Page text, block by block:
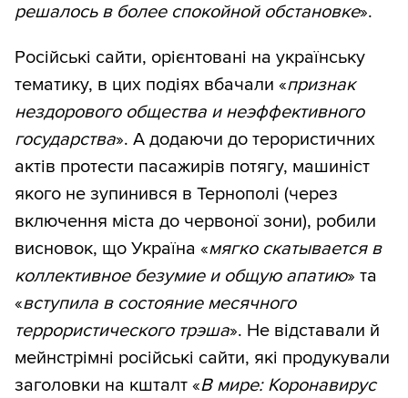
решалось в более спокойной обстановке».
Російські сайти, орієнтовані на українську
тематику, в цих подіях вбачали «признак
нездорового общества и неэффективного
государства». А додаючи до терористичних
актів протести пасажирів потягу, машиніст
якого не зупинився в Тернополі (через
включення міста до червоної зони), робили
висновок, що Україна «мягко скатывается в
коллективное безумие и общую апатию» та
«вступила в состояние месячного
террористического трэша». Не відставали й
мейнстрімні російські сайти, які продукували
заголовки на кшталт «В мире: Коронавирус